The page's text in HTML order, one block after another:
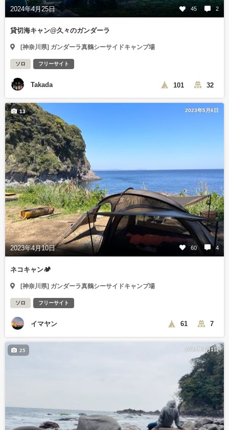
2024年4月25日 45 2
貸切海キャン@久々のガンダーラ
[神奈川県] ガンダーラ真鶴シーサイドキャンプ場
ソロ フリーサイト
Takada 101 32
2023年5月6日
2023年4月10日 60 4
13
ネコキャン🏕
[神奈川県] ガンダーラ真鶴シーサイドキャンプ場
ソロ フリーサイト
イマヤン 61 7
2023年3月1日
25